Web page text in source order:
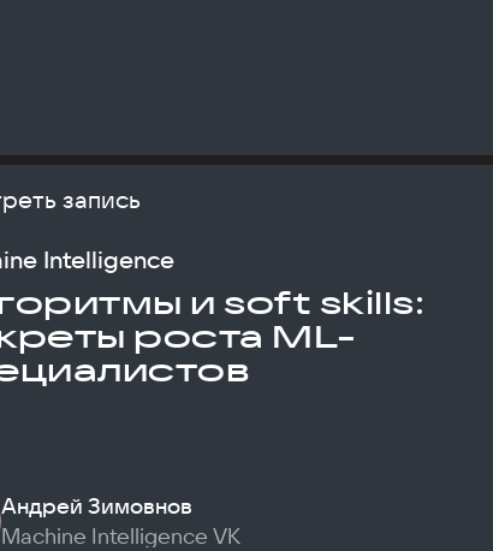
запись
Intelligence
и soft skills:
роста ML-
Андрей Зимовнов
Machine Intelligence VK